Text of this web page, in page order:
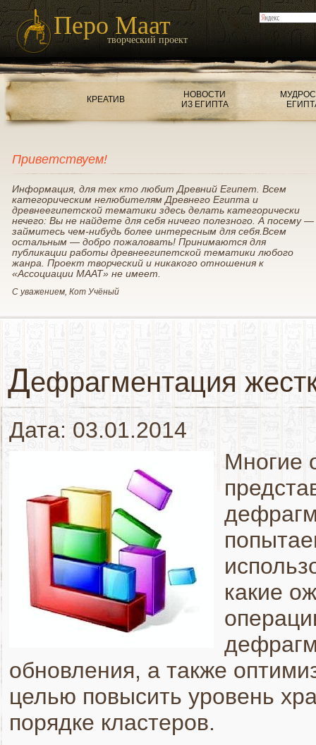
Перо Маат
творческий проект
КРЕАТИВ
НОВОСТИ
ИЗ ЕГИПТА
Приветствуем!
Информация, для тех кто любит Древний Египет. Всем
категорическим нелюбителям Древнего Египта и
древнеегипетской тематики здесь делать категорически
нечего: Вы не найдете для себя ничего полезного. А посему —
займитесь чем-нибудь более интересным для себя.Всем
остальным — добро пожаловать! Принимаются для
публикации работы древнеегипетской тематики любого
жанра. Проект творческий и никакого отношения к
«Ассоциации МААТ» не имеет.
С уважением, Кот Учёный
Дефрагментация
Дата: 03.01.2014
Многие
какие
обновления, а также
целью повысить уровень
порядке кластеров.